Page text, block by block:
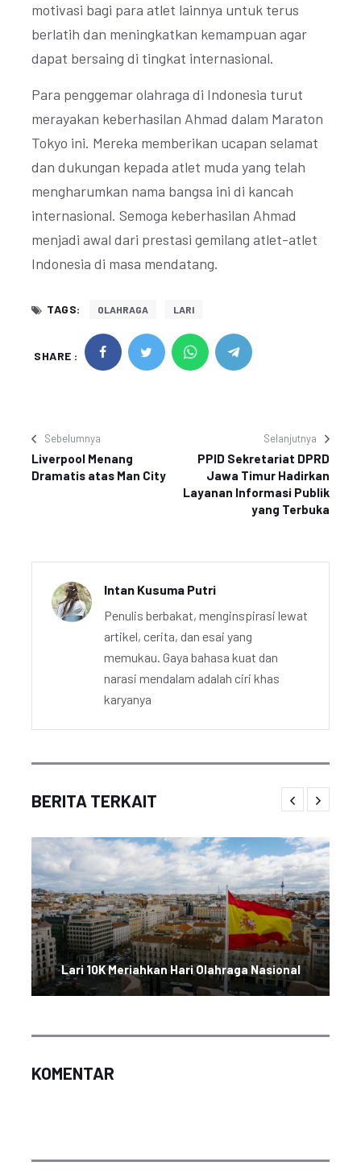
motivasi bagi para atlet lainnya untuk terus
berlatih dan meningkatkan kemampuan agar
dapat bersaing di tingkat internasional.
Para penggemar olahraga di Indonesia turut
merayakan keberhasilan Ahmad dalam Maraton
Tokyo ini. Mereka memberikan ucapan selamat
dan dukungan kepada atlet muda yang telah
mengharumkan nama bangsa ini di kancah
internasional. Semoga keberhasilan Ahmad
menjadi awal dari prestasi gemilang atlet-atlet
Indonesia di masa mendatang.
TAGS: OLAHRAGA LARI
SHARE :
Sebelumnya
Liverpool Menang
Dramatis atas Man City
Selanjutnya
PPID Sekretariat DPRD
Jawa Timur Hadirkan
Layanan Informasi Publik
yang Terbuka
Intan Kusuma Putri
Penulis berbakat, menginspirasi lewat
artikel, cerita, dan esai yang
memukau. Gaya bahasa kuat dan
narasi mendalam adalah ciri khas
karyanya
BERITA TERKAIT
Lari 10K Meriahkan Hari Olahraga Nasional
KOMENTAR